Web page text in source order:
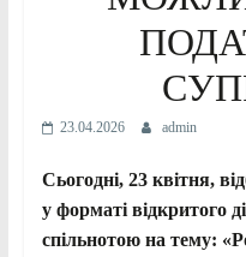
23.04.2026 admin
Сьогодні, 23 квітня,
у форматі відкритого
спільнотою на тему: